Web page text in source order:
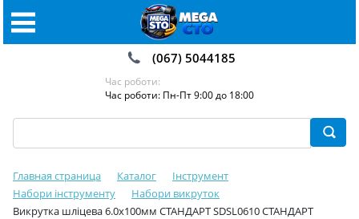
(067) 5044185
Час роботи:
Час роботи: Пн-Пт 9:00 до 18:00
Главная страница Каталог
Інструмент
Набори інструменту
Набори викруток️
Викрутка шліцева 6.0х100мм СТАНДАРТ SDSL0610 СТАНДАРТ